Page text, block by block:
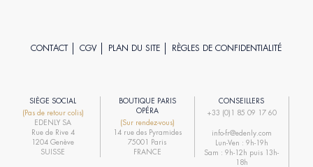
CONTACT CGV PLAN DU SITE RÈGLES DE CONFIDENTIALITÉ
SIÈGE SOCIAL
(Pas de retour colis)
EDENLY SA
Rue de Rive 4
1204 Genève
SUISSE
BOUTIQUE PARIS
OPÉRA
(Sur rendez-vous)
14 rue des Pyramides
75001 Paris
FRANCE
CONSEILLERS
+33 (0)1 85 09 17 60
info-fr@edenly.com
Lun-Ven : 9h-19h
Sam : 9h-12h puis 13h-
18h